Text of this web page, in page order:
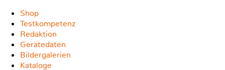
Shop
Testkompetenz
Redaktion
Gerätedaten
Bildergalerien
Kataloge